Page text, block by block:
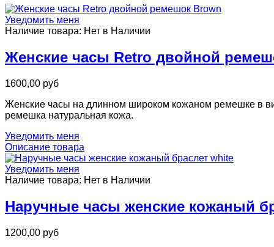
Уведомить меня
Наличие товара: Нет в Наличии
Женские часы Retro двойной
1600,00 руб
Женские часы на длинном широком кожаном ремешке в
ремешка натуральная кожа.
Уведомить меня
Описание товара
Уведомить меня
Наличие товара: Нет в Наличии
Наручные часы женские кожаный
1200,00 руб